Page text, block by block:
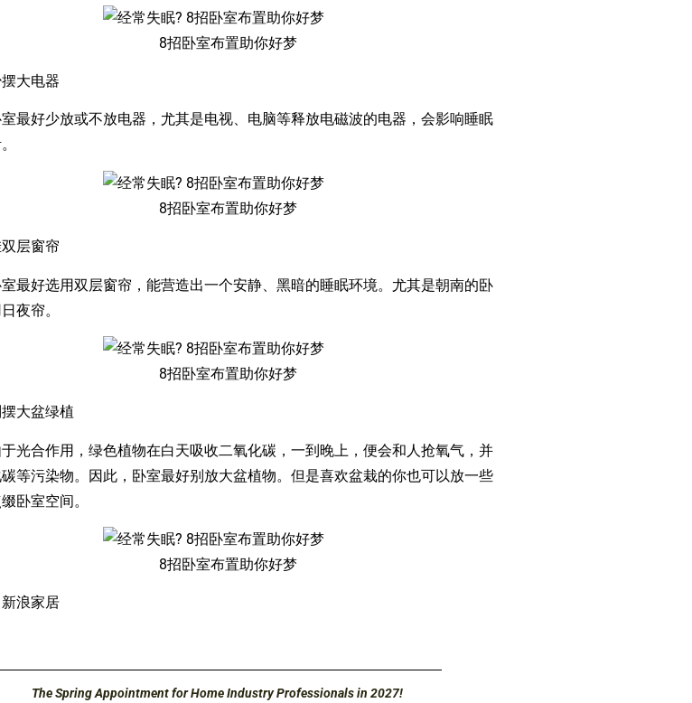
8招卧室布置助你好梦
电器
放或不放电器，尤其是电视、电脑等释放电磁波的电器，会影响睡眠
8招卧室布置助你好梦
窗帘
用双层窗帘，能营造出一个安静、黑暗的睡眠环境。尤其是朝南的卧
夜帘。
8招卧室布置助你好梦
盆绿植
用，绿色植物在白天吸收二氧化碳，一到晚上，便会和人抢氧气，并
等污染物。因此，卧室最好别放大盆植物。但是喜欢盆栽的你也可以放一些
卧室空间。
8招卧室布置助你好梦
浪家居
The Spring Appointment for Home Industry Professionals in 2027!